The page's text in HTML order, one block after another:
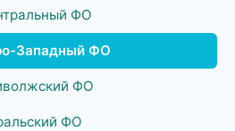
ФО
Западный ФО
ФО
ФО